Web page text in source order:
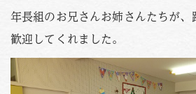
年長組のお兄さんお姉さんたちが、
歓迎してくれました。